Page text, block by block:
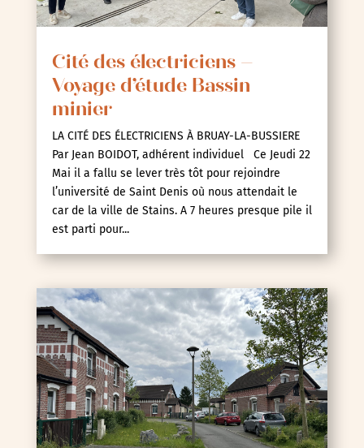
Cité des électriciens –
Voyage d’étude Bassin
minier
LA CITÉ DES ÉLECTRICIENS À BRUAY-LA-BUSSIERE
Par Jean BOIDOT, adhérent individuel Ce Jeudi 22
Mai il a fallu se lever très tôt pour rejoindre
l’université de Saint Denis où nous attendait le
car de la ville de Stains. A 7 heures presque pile il
est parti pour...